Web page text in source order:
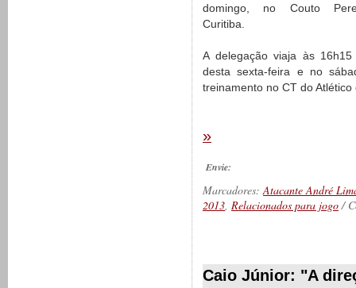
domingo, no Couto
Curitiba.
A delegação viaja às
desta sexta-feira e no
treinamento no CT do Atlético
»
Envie:
Marcadores: Atacante André
2013 Relacionados para jogo /
Caio Júnior: "A